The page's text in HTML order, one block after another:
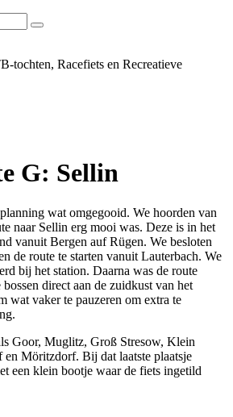
Zoeken
tochten, Racefiets en Recreatieve
G: Sellin
wat omgegooid. We hoorden van
naar Sellin erg mooi was. Deze is in het
vanuit Bergen auf Rügen. We besloten
de route te starten vanuit Lauterbach. We
bij het station. Daarna was de route
direct aan de zuidkust van het
wat vaker te pauzeren om extra te
Goor, Muglitz, Groß Stresow, Klein
en Möritzdorf. Bij dat laatste plaatsje
een klein bootje waar de fiets ingetild